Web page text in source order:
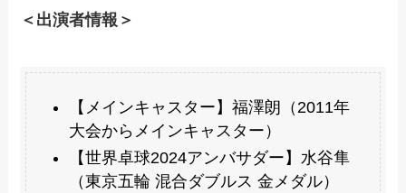
＜出演者情報＞
【メインキャスター】福澤朗（2011年
大会からメインキャスター）
【世界卓球2024アンバサダー】水谷隼
（東京五輪 混合ダブルス 金メダル）